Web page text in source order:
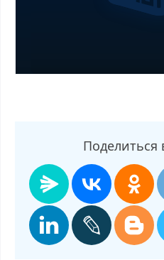
29.10.2025, смотреть О самом
Поделиться